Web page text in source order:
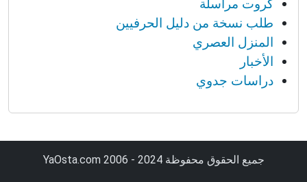
كروت مراسلة
طلب نسخة من دليل الحرفيين
المنزل العصري
الأخبار
دراسات جدوي
جميع الحقوق محفوظة YaOsta.com 2006 - 2024